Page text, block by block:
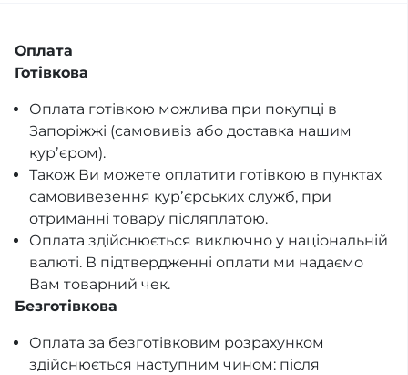
Оплата
Готівкова
Оплата готівкою можлива при покупці в
Запоріжжі (самовивіз або доставка нашим
курʼєром).
Також Ви можете оплатити готівкою в пунктах
самовивезення курʼєрських служб, при
отриманні товару післяплатою.
Оплата здійснюється виключно у національній
валюті. В підтвердженні оплати ми надаємо
Вам товарний чек.
Безготівкова
Оплата за безготівковим розрахунком
здійснюється наступним чином: після